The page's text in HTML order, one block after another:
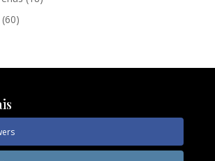
(60)